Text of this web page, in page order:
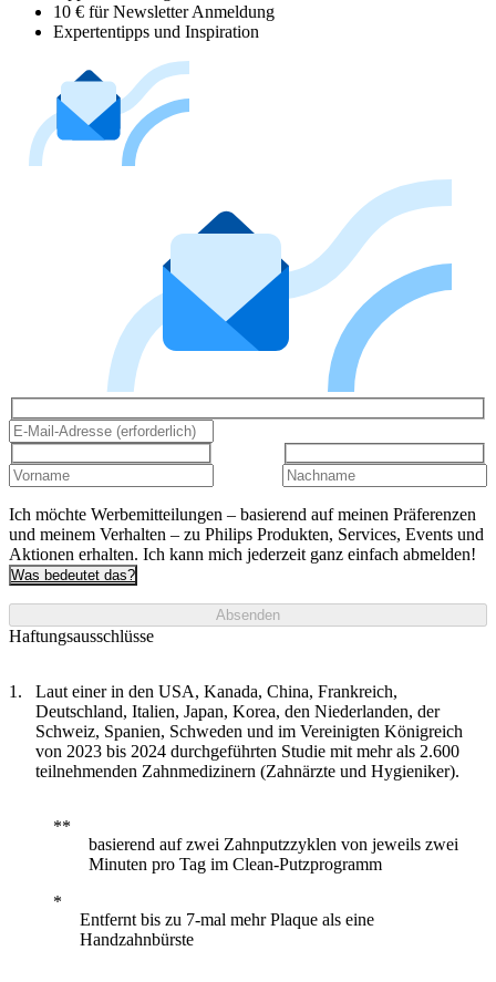
10 € für Newsletter Anmeldung
Expertentipps und Inspiration
Ich möchte Werbemitteilungen – basierend auf meinen Präferenzen
und meinem Verhalten – zu Philips Produkten, Services, Events und
Aktionen erhalten. Ich kann mich jederzeit ganz einfach abmelden!
Was bedeutet das?
Absenden
Haftungsausschlüsse
Laut einer in den USA, Kanada, China, Frankreich,
Deutschland, Italien, Japan, Korea, den Niederlanden, der
Schweiz, Spanien, Schweden und im Vereinigten Königreich
von 2023 bis 2024 durchgeführten Studie mit mehr als 2.600
teilnehmenden Zahnmedizinern (Zahnärzte und Hygieniker).
basierend auf zwei Zahnputzzyklen von jeweils zwei
Minuten pro Tag im Clean-Putzprogramm
Entfernt bis zu 7-mal mehr Plaque als eine
Handzahnbürste